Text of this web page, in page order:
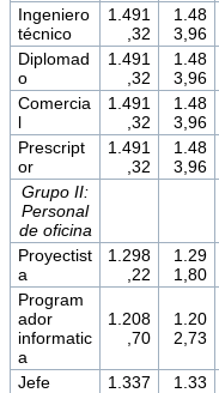
Ingeniero
técnico
1.491
,32
1.48
3,96
Diplomad
o
1.491
,32
1.48
3,96
Comercia
l
1.491
,32
1.48
3,96
Prescript
or
1.491
,32
1.48
3,96
Grupo II:
Personal
de oficina
Proyectist
a
1.298
,22
1.29
1,80
Program
ador
informatic
a
1.208
,70
1.20
2,73
Jefe
1.337
1.33